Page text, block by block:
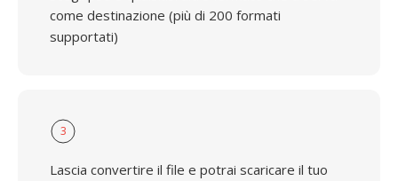
come destinazione (più di 200 formati
supportati)
3
Lascia convertire il file e potrai scaricare il tuo